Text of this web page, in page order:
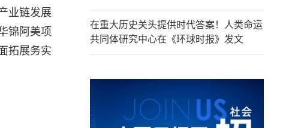
业链发展
锦阿美项
拓展务实
在重大历史关头提供时代答案！人类命运
共同体研究中心在《环球时报》发文